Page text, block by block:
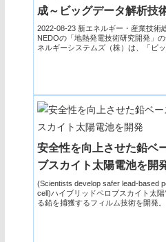
成～ビッグデータ解析技
たシステムで実用化に成
2022-08-23 新エネルギー・産業技術
NEDOの「地熱発電技術研究開発」
ネルギーシステムズ（株）は、「ビッ
安全性を向上させた鉛ベ
ブスカイト太陽電池を開
(Scientists develop safer lead-based
cell)ハイブリッドペロブスカイト太
る鉛を捕獲するフィルム技術を開発。